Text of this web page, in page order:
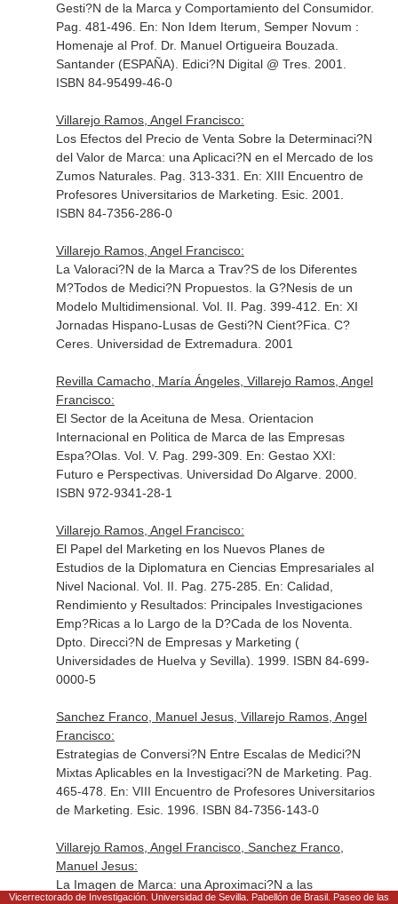
Gesti?N de la Marca y Comportamiento del Consumidor.
Pag. 481-496. En: Non Idem Iterum, Semper Novum :
Homenaje al Prof. Dr. Manuel Ortigueira Bouzada
Santander (ESPAÑA). Edici?N Digital @ Tres. 2001.
ISBN 84-95499-46-0
Villarejo Ramos, Angel Francisco:
Los Efectos del Precio de Venta Sobre la Determinaci?N
del Valor de Marca: una Aplicaci?N en el Mercado de los
Zumos Naturales. Pag. 313-331. En: XIII Encuentro de
Profesores Universitarios de Marketing . Esic. 2001.
ISBN 84-7356-286-0
Villarejo Ramos, Angel Francisco:
La Valoraci?N de la Marca a Trav?S de los Diferentes
M?Todos de Medici?N Propuestos. la G?Nesis de un
Modelo Multidimensional. Vol. II. Pag. 399-412. En: XI
Jornadas Hispano-Lusas de Gesti?N Cient?Fica . C?
Ceres. Universidad de Extremadura. 2001
Revilla Camacho, María Ángeles, Villarejo Ramos, Angel
Francisco:
El Sector de la Aceituna de Mesa. Orientacion
Internacional en Politica de Marca de las Empresas
Espa?Olas. Vol. V. Pag. 299-309. En: Gestao XXI:
Futuro e Perspectivas. Universidad Do Algarve. 2000.
ISBN 972-9341-28-1
Villarejo Ramos, Angel Francisco:
El Papel del Marketing en los Nuevos Planes de
Estudios de la Diplomatura en Ciencias Empresariales al
Nivel Nacional. Vol. II. Pag. 275-285. En: Calidad,
Rendimiento y Resultados: Principales Investigaciones
Emp?Ricas a lo Largo de la D?Cada de los Noventa
Dpto. Direcci?N de Empresas y Marketing (
Universidades de Huelva y Sevilla). 1999. ISBN 84-699-
0000-5
Sanchez Franco, Manuel Jesus, Villarejo Ramos, Angel
Francisco:
Estrategias de Conversi?N Entre Escalas de Medici?N
Mixtas Aplicables en la Investigaci?N de Marketing. Pag.
465-478. En: VIII Encuentro de Profesores Universitarios
de Marketing . Esic. 1996. ISBN 84-7356-143-0
Villarejo Ramos, Angel Francisco, Sanchez Franco,
Manuel Jesus:
La Imagen de Marca: una Aproximaci?N a las
Vicerrectorado de Investigación. Universidad de Sevilla. Pabellón de Brasil. Paseo de las